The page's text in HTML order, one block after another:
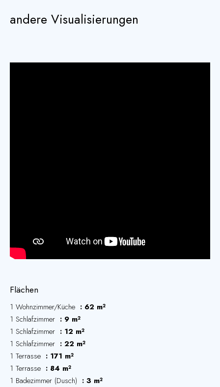
andere Visualisierungen
Flächen
1 Wohnzimmer/Küche
62 m²
1 Schlafzimmer
9 m²
1 Schlafzimmer
12 m²
1 Schlafzimmer
22 m²
1 Terrasse
171 m²
1 Terrasse
84 m²
1 Badezimmer (Dusch)
3 m²